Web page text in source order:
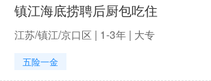
镇江海底捞聘后厨包吃住
江苏/镇江/京口区 | 1-3年 | 大专
五险一金